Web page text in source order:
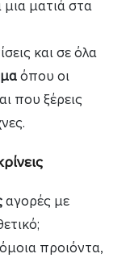
μια ματιά στα
και σε όλα
όπου οι
που ξέρεις
αγορές με
προιόντα,